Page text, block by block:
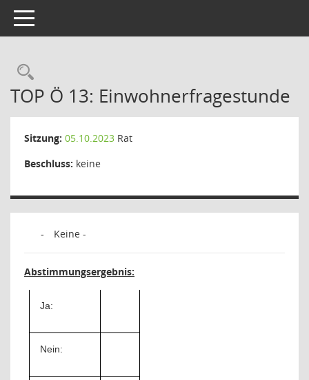
Toggle navigation
Rechercheauswahl
TOP Ö 13: Einwohnerfragestunde
Sitzung: 05.10.2023 Rat
Beschluss: keine
- Keine -
Abstimmungsergebnis:
Ja:
Nein: